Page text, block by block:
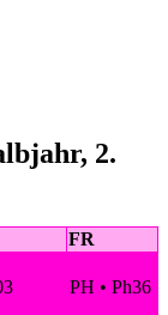
2.
FR
PH • Ph36